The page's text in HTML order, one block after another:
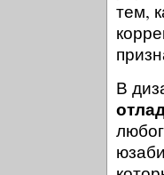
тем,
В